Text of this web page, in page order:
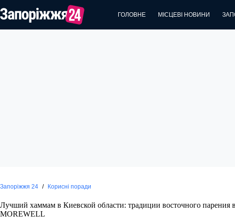
до
вмісту
ГОЛОВНЕ МІСЦЕВІ НОВИНИ
Запоріжжя 24 / Корисні поради
Лучший хаммам в Киевской области: традиции восточного парения
MOREWELL